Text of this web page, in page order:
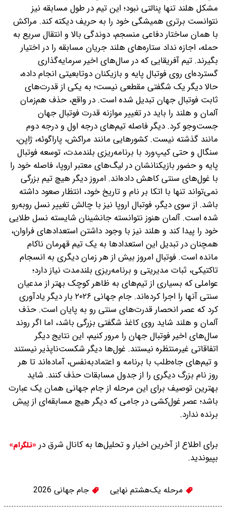
مشکل هلند تنها پنالتی نبود؛ این تیم در طول مسابقه نیز
نتوانست برتری همیشگی خود را به حریف دیکته کند. مراکش
با همان ساختار دفاعی منسجم، دوندگی بالا و انتقال سریع به
حمله، اجازه نداد ستاره‌های هلند جریان مسابقه را در اختیار
بگیرند. تیم آفریقایی که در سال‌های اخیر سرمایه‌گذاری
گسترده‌ای روی فوتبال پایه و بازیکنان دو‌تابعیتی انجام داده،
حالا دیگر یک شگفتی مقطعی نیست؛ ‌به یکی از قدرت‌های
ثابت فوتبال جهان تبدیل شده است. در واقع، حذف هم‌زمان
آلمان و هلند را باید در تغییر موازنه قدرت فوتبال جهان
جست‌وجو کرد. دیگر فاصله تیم‌های درجه اول و درجه دوم
مانند گذشته نیست. کشورهایی مانند مراکش، پاراگوئه، ژاپن،
سنگال و حتی کیپ‌ورد با برنامه‌ریزی بلندمدت، توسعه فوتبال
پایه و حضور بازیکنانشان در لیگ‌های معتبر اروپا، فاصله خود را
با غول‌های سنتی کاهش داده‌اند. امروز دیگر هیچ تیم بزرگی
نمی‌تواند تنها با اتکا بر نام و تاریخ خود، انتظار صعود داشته
باشد. از سوی دیگر، فوتبال اروپا نیز با چالش تغییر نسل روبه‌رو
شده است. آلمان هنوز نتوانسته جانشینان شایسته نسل طلایی
خود را پیدا کند و هلند نیز با وجود داشتن استعدادهای فراوان،
همچنان در تبدیل این استعدادها به یک تیم قهرمان ناکام
مانده است. فوتبال امروز بیش از هر زمان دیگری به انسجام
تاکتیکی، ثبات مدیریتی و برنامه‌ریزی بلندمدت نیاز دارد؛
عواملی که بسیاری از تیم‌های به ظاهر کوچک بهتر از مدعیان
سنتی آنها را اجرا کرده‌اند. جام جهانی ۲۰۲۶ بار دیگر یادآوری
کرد که عصر انحصار قدرت‌های سنتی رو به پایان است. حذف
آلمان و هلند شاید روی کاغذ شگفتی بزرگی باشد، اما اگر روند
سال‌های اخیر فوتبال جهان را مرور کنیم، این نتایج دیگر
اتفاقاتی غیرمنتظره نیستند. غول‌ها دیگر شکست‌ناپذیر نیستند
و تیم‌های جاه‌طلب با برنامه و اعتمادبه‌نفس، آماده‌اند تا هر
روز نام بزرگ دیگری را از جدول مسابقات حذف کنند. شاید
بهترین توصیف برای این مرحله از جام جهانی همان یک عبارت
باشد؛ عصر غول‌کشی در جامی که دیگر هیچ مسابقه‌ای از پیش
برنده ندارد.
برای اطلاع از آخرین اخبار و تحلیل‌ها به کانال شرق در «تلگرام»
بپیوندید.
مرحله یک‌هشتم نهایی جام جهانی 2026